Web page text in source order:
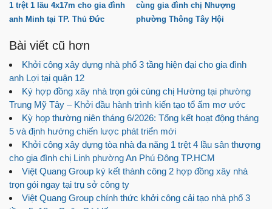
1 trệt 1 lầu 4x17m cho gia đình
anh Minh tại TP. Thủ Đức
cùng gia đình chị Nhượng
phường Thông Tây Hội
Bài viết cũ hơn
Khởi công xây dựng nhà phố 3 tầng hiện đại cho gia đình
anh Lợi tại quận 12
Ký hợp đồng xây nhà trọn gói cùng chị Hường tại phường
Trung Mỹ Tây – Khởi đầu hành trình kiến tạo tổ ấm mơ ước
Kỳ họp thường niên tháng 6/2026: Tổng kết hoạt động tháng
5 và định hướng chiến lược phát triển mới
Khởi công xây dựng tòa nhà đa năng 1 trệt 4 lầu sân thượng
cho gia đình chị Linh phường An Phú Đông TP.HCM
Việt Quang Group ký kết thành công 2 hợp đồng xây nhà
trọn gói ngay tại trụ sở công ty
Việt Quang Group chính thức khởi công cải tạo nhà phố 3